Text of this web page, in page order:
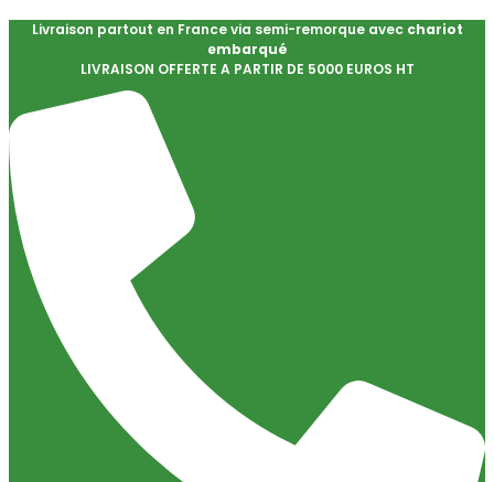
Livraison partout en France via semi-remorque avec chariot
embarqué
LIVRAISON OFFERTE A PARTIR DE 5000 EUROS HT